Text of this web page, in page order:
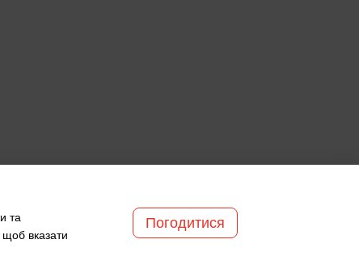
та
вказати
Погодитися